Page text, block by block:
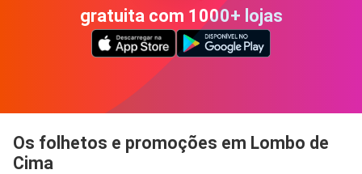
gratuita com 1000+ lojas
Os folhetos e promoções em Lombo de
Cima